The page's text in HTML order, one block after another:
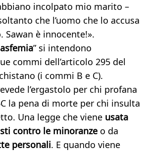
incolpato mio marito –
che l’uomo che lo accusa
Sawan è innocente!».
” si intendono
commi dell’articolo 295 del
(i commi B e C).
l’ergastolo per chi profana
la pena di morte per chi insulta
Una legge che viene usata
contro le minoranze o da
personali. E quando viene